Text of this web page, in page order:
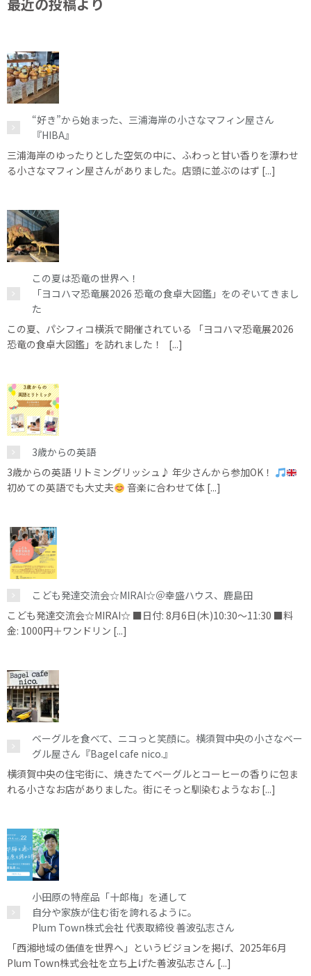
“好き”から始まった、三浦海岸の小さなマフィン屋さん
『HIBA』
三浦海岸のゆったりとした空気の中に、ふわっと甘い香りを漂わせ
る小さなマフィン屋さんがありました。店頭に並ぶのはず [...]
この夏は恐竜の世界へ！
「ヨコハマ恐竜展2026 恐竜の食卓大図鑑」をのぞいてきまし
た
この夏、パシフィコ横浜で開催されている 「ヨコハマ恐竜展2026
恐竜の食卓大図鑑」を訪れました！ [...]
3歳からの英語
3歳からの英語 リトミングリッシュ♪ 年少さんから参加OK！
初めての英語でも大丈夫
音楽に合わせて体 [...]
こども発達交流会☆MIRAI☆＠幸盛ハウス、鹿島田
こども発達交流会☆MIRAI☆ ■日付: 8月6日(木)10:30～11:30 ■料
金: 1000円＋ワンドリン [...]
ベーグルを食べて、ニコっと笑顔に。横須賀中央の小さなベー
グル屋さん『Bagel cafe nico.』
横須賀中央の住宅街に、焼きたてベーグルとコーヒーの香りに包ま
れる小さなお店がありました。街にそっと馴染むようなお [...]
小田原の特産品「十郎梅」を通して
自分や家族が住む街を誇れるように。
Plum Town株式会社 代表取締役 善波弘志さん
「西湘地域の価値を世界へ」というビジョンを掲げ、2025年6月
Plum Town株式会社を立ち上げた善波弘志さん [...]